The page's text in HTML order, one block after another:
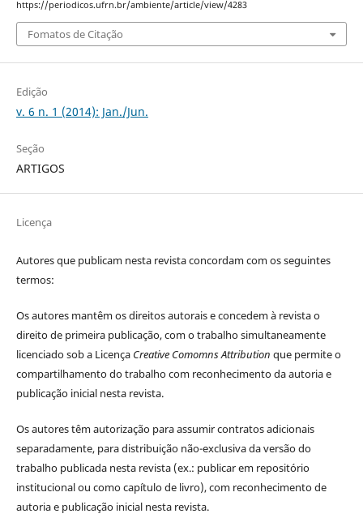
https://periodicos.ufrn.br/ambiente/article/view/4283
Fomatos de Citação
Edição
v. 6 n. 1 (2014): Jan./Jun.
Seção
ARTIGOS
Licença
Autores que publicam nesta revista concordam com os seguintes
termos:
Os autores mantêm os direitos autorais e concedem à revista o
direito de primeira publicação, com o trabalho simultaneamente
licenciado sob a Licença Creative Comomns Attribution que permite o
compartilhamento do trabalho com reconhecimento da autoria e
publicação inicial nesta revista.
Os autores têm autorização para assumir contratos adicionais
separadamente, para distribuição não-exclusiva da versão do
trabalho publicada nesta revista (ex.: publicar em repositório
institucional ou como capítulo de livro), com reconhecimento de
autoria e publicação inicial nesta revista.